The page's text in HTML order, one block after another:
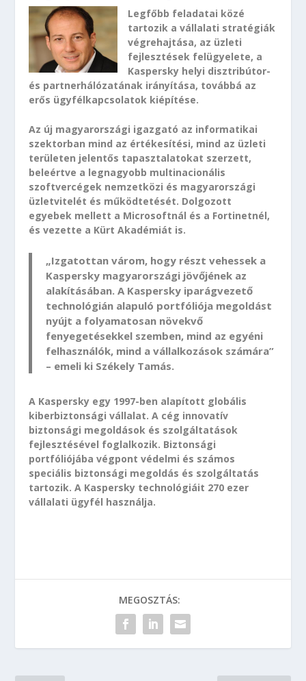
Legfőbb feladatai közé
tartozik a vállalati stratégiák
végrehajtása, az üzleti
fejlesztések felügyelete, a
Kaspersky helyi disztribútor-
és partnerhálózatának irányítása, továbbá az
erős ügyfélkapcsolatok kiépítése.
Az új magyarországi igazgató az informatikai
szektorban mind az értékesítési, mind az üzleti
területen jelentős tapasztalatokat szerzett,
beleértve a legnagyobb multinacionális
szoftvercégek nemzetközi és magyarországi
üzletvitelét és működtetését. Dolgozott
egyebek mellett a Microsoftnál és a Fortinetnél,
és vezette a Kürt Akadémiát is.
„Izgatottan várom, hogy részt vehessek a
Kaspersky magyarországi jövőjének az
alakításában. A Kaspersky iparágvezető
technológián alapuló portfóliója megoldást
nyújt a folyamatosan növekvő
fenyegetésekkel szemben, mind az egyéni
felhasználók, mind a vállalkozások számára”
– emeli ki Székely Tamás.
A Kaspersky egy 1997-ben alapított globális
kiberbiztonsági vállalat. A cég innovatív
biztonsági megoldások és szolgáltatások
fejlesztésével foglalkozik. Biztonsági
portfóliójába végpont védelmi és számos
speciális biztonsági megoldás és szolgáltatás
tartozik. A Kaspersky technológiáit 270 ezer
vállalati ügyfél használja.
MEGOSZTÁS: